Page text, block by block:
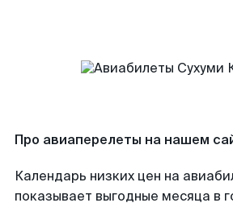
Про авиаперелеты на нашем
Календарь низких цен на
показывает выгодные месяца в